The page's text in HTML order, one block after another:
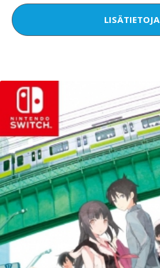
LISÄTIETOJA